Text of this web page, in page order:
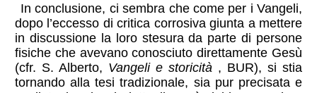
In conclusione, ci sembra che come per i Vangeli,
dopo l’eccesso di critica corrosiva giunta a mettere
in discussione la loro stesura da parte di persone
fisiche che avevano conosciuto direttamente Gesù
(cfr. S. Alberto, Vangeli e storicità , BUR), si stia
tornando alla tesi tradizionale, sia pur precisata e